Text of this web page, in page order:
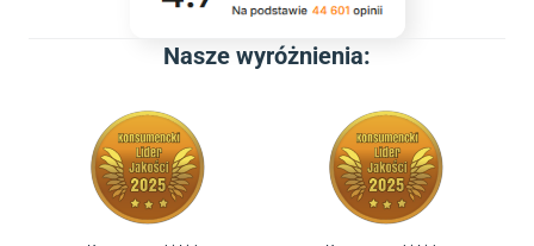
Nasze wyróżnienia: